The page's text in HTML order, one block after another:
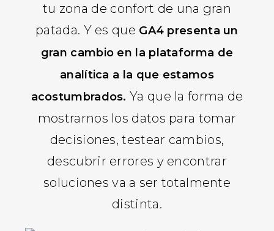
tu zona de confort de una gran
patada. Y es que GA4 presenta un
gran cambio en la plataforma de
analítica a la que estamos
acostumbrados. Ya que la forma de
mostrarnos los datos para tomar
decisiones, testear cambios,
descubrir errores y encontrar
soluciones va a ser totalmente
distinta.